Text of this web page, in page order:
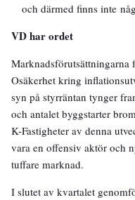
och därmed finns inte
VD har ordet
Marknadsförutsättningarna
Osäkerhet kring
syn på styrräntan tynger
och antalet byggstarter
K-Fastigheter av denna
vara en offensiv aktör och
tuffare marknad.
I slutet av kvartalet